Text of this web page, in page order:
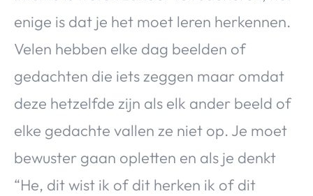
enige is dat je het moet leren herkennen.
Velen hebben elke dag beelden of
gedachten die iets zeggen maar omdat
deze hetzelfde zijn als elk ander beeld of
elke gedachte vallen ze niet op. Je moet
bewuster gaan opletten en als je denkt
“He, dit wist ik of dit herken ik of dit